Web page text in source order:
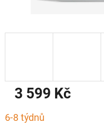
3 599 Kč
cena:
6-8 týdnů